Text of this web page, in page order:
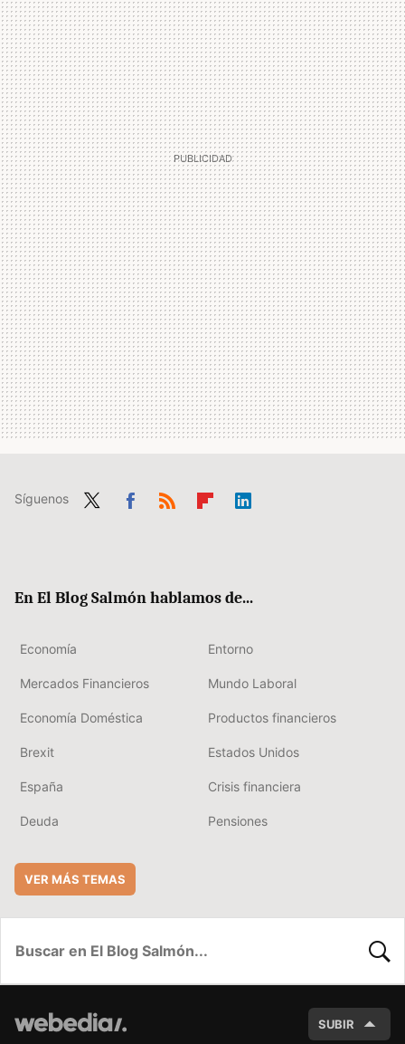
Síguenos
En El Blog Salmón hablamos de...
Economía Entorno
Mercados Financieros Mundo Laboral
Economía Doméstica Productos financieros
Brexit Estados Unidos
España Crisis financiera
Deuda Pensiones
VER MÁS TEMAS
SUBIR